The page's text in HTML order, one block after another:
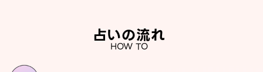
占いの流れ
HOW TO